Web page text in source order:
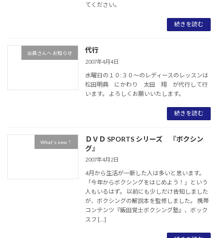
てください。
続きを読む
会員さんへ お知らせ 代行
2007年4月4日
水曜日の１０:３０～のレディースのレッスンは
松田明典 にかわり 太田 翔 が代行して行
います。 よろしくお願いいたします。
続きを読む
What's new！
ＤＶＤ SPORTS シリーズ 『ボクシン
グ』
2007年4月2日
4月から生活が一新した人は多いと思います。
「今年からボクシングをはじめよう！」という
人もいるはず。 以前にも少しだけ告知しました
が、ボクシングの解説本を監修しました。 携帯
コンテンツ『飯田覚士ボクシング塾』、ボック
スフ […]